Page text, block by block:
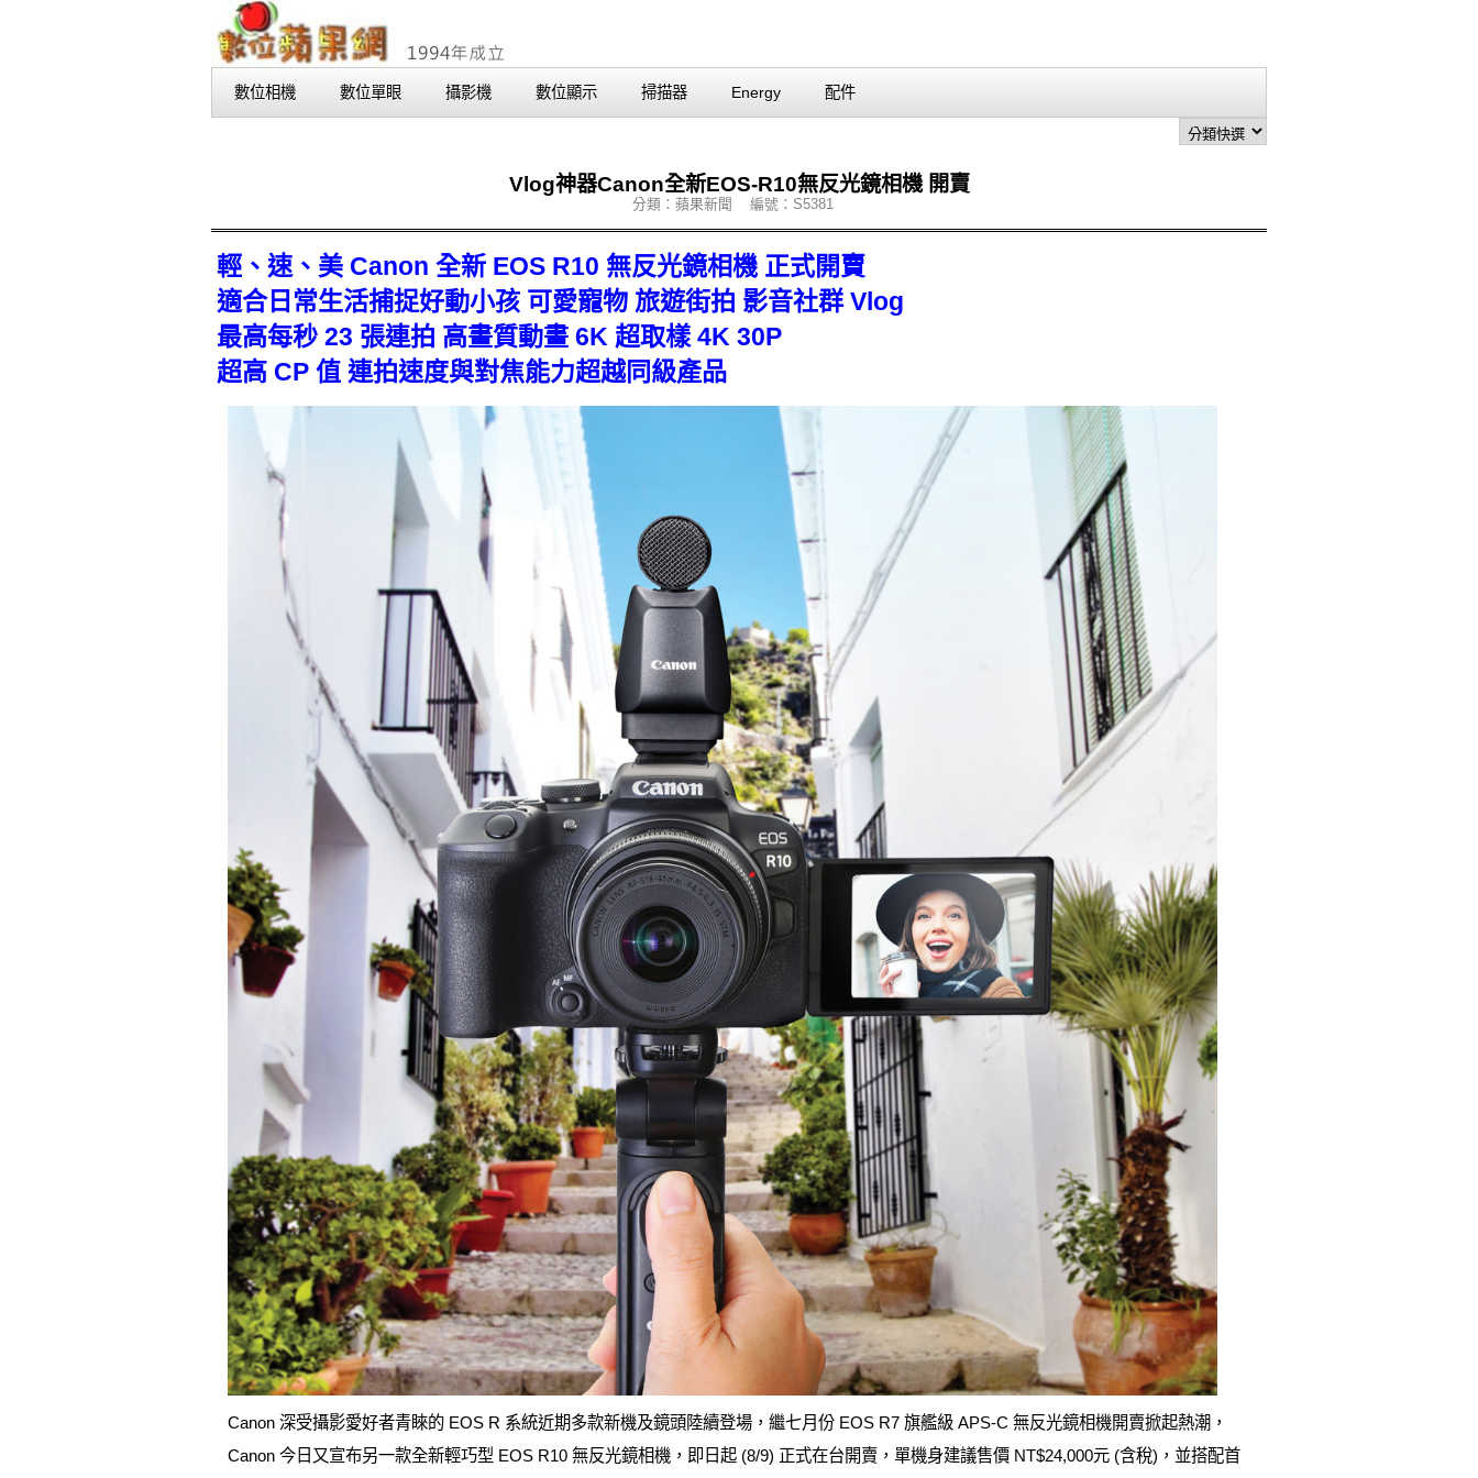
數位相機 數位單眼 攝影機 數位顯示 掃描器 Energy 配件
Vlog神器Canon全新EOS-R10無反光鏡相機 開賣
分類：蘋果新聞 編號：S5381
輕、速、美 Canon 全新 EOS R10 無反光鏡相機 正式開賣
適合日常生活捕捉好動小孩 可愛寵物 旅遊街拍 影音社群 Vlog
最高每秒 23 張連拍 高畫質動畫 6K 超取樣 4K 30P
超高 CP 值 連拍速度與對焦能力超越同級產品
Canon 深受攝影愛好者青睞的 EOS R 系統近期多款新機及鏡頭陸續登場，繼七月份 EOS R7 旗艦級 APS-C 無反光鏡相機開賣掀起熱潮，
Canon 今日又宣布另一款全新輕巧型 EOS R10 無反光鏡相機，即日起 (8/9) 正式在台開賣，單機身建議售價 NT$24,000元 (含稅)，並搭配首